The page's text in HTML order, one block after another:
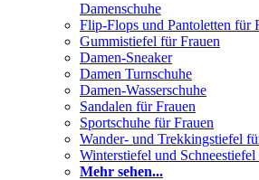
Damenschuhe
Flip-Flops und Pantoletten für
Gummistiefel für Frauen
Damen-Sneaker
Damen Turnschuhe
Damen-Wasserschuhe
Sandalen für Frauen
Sportschuhe für Frauen
Wander- und Trekkingstiefel
Winterstiefel und
Mehr sehen...